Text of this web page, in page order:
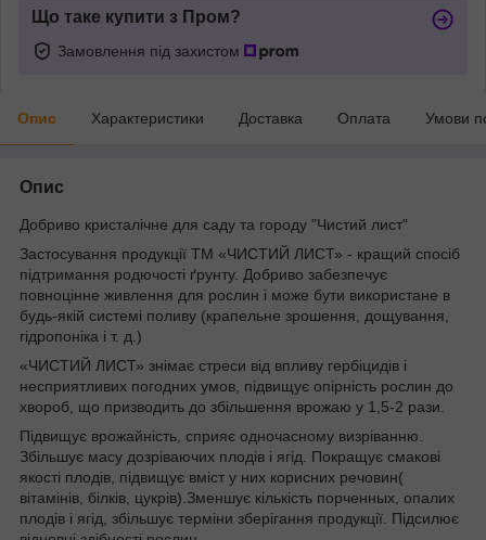
Що таке купити з Пром?
Замовлення під захистом
Опис Характеристики Доставка Оплата Умови
Опис
Добриво кристалічне для саду та городу "Чистий лист"
Застосування продукції ТМ «ЧИСТИЙ ЛИСТ» - кращий спосіб
підтримання родючості ґрунту. Добриво забезпечує
повноцінне живлення для рослин і може бути використане в
будь-якій системі поливу (крапельне зрошення, дощування,
гідропоніка і т. д.)
«ЧИСТИЙ ЛИСТ» знімає стреси від впливу гербіцидів і
несприятливих погодних умов, підвищує опірність рослин до
хвороб, що призводить до збільшення врожаю у 1,5-2 рази.
Підвищує врожайність, сприяє одночасному визріванню.
Збільшує масу дозріваючих плодів і ягід. Покращує смакові
якості плодів, підвищує вміст у них корисних речовин(
вітамінів, білків, цукрів).Зменшує кількість порченных, опалих
плодів і ягід, збільшує терміни зберігання продукції. Підсилює